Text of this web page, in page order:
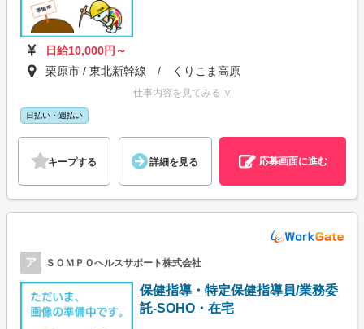
日給10,000円～
栗原市 / 東北新幹線 / くりこま高原
仕事内容を見てみる ∨
日払い・週払い
キープする 詳細を見る 応募画面に進む
ア ＳＯＭＰＯヘルスサポート株式会社
保健指導・特定保健指導員/業務委
託-SOHO・在宅